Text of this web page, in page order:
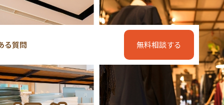
る質問 無料相談する